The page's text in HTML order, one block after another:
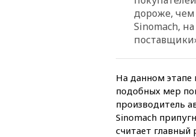
дороже, чем
Sinomach,
На данном этапе
подобных мер
производитель
Sinomach
считает